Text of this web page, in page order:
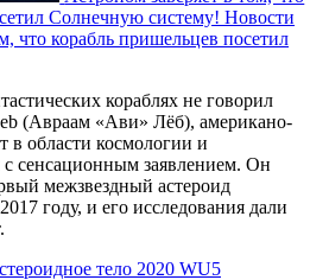
Солнечную систему! Новости
что корабль пришельцев посетил
кораблях не говорил
(Авраам «Ави» Лёб), американо-
в области космологии и
сенсационным заявлением. Он
межзвездный астероид
году, и его исследования дали